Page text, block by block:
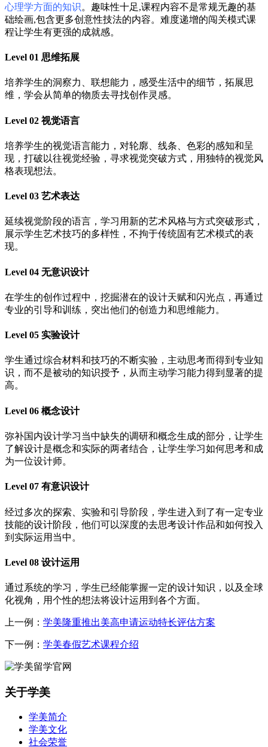
心理学方面的知识。趣味性十足,课程内容不是常规无趣的基
础绘画,包含更多创意性技法的内容。难度递增的闯关模式课
程让学生有更强的成就感。
Level 01 思维拓展
培养学生的洞察力、联想能力，感受生活中的细节，拓展思
维，学会从简单的物质去寻找创作灵感。
Level 02 视觉语言
培养学生的视觉语言能力，对轮廓、线条、色彩的感知和呈
现，打破以往视觉经验，寻求视觉突破方式，用独特的视觉风
格表现想法。
Level 03 艺术表达
延续视觉阶段的语言，学习用新的艺术风格与方式突破形式，
展示学生艺术技巧的多样性，不拘于传统固有艺术模式的表
现。
Level 04 无意识设计
在学生的创作过程中，挖掘潜在的设计天赋和闪光点，再通过
专业的引导和训练，突出他们的创造力和思维能力。
Level 05 实验设计
学生通过综合材料和技巧的不断实验，主动思考而得到专业知
识，而不是被动的知识授予，从而主动学习能力得到显著的提
高。
Level 06 概念设计
弥补国内设计学习当中缺失的调研和概念生成的部分，让学生
了解设计是概念和实际的两者结合，让学生学习如何思考和成
为一位设计师。
Level 07 有意识设计
经过多次的探索、实验和引导阶段，学生进入到了有一定专业
技能的设计阶段，他们可以深度的去思考设计作品和如何投入
到实际运用当中。
Level 08 设计运用
通过系统的学习，学生已经能掌握一定的设计知识，以及全球
化视角，用个性的想法将设计运用到各个方面。
上一例： 学美隆重推出美高申请运动特长评估方案
下一例： 学美春假艺术课程介绍
关于学美
学美简介
学美文化
社会荣誉